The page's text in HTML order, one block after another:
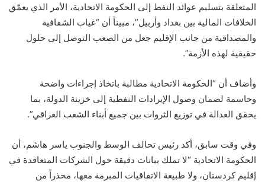
المتعلقة بتسليم عوائد النفط إلى الحكومة الاتحادية، الأمر الذي يعمّق
الخلافات المالية بين بغداد وأربيل”، مبيناً أن “غياب الشفافية
والمصداقية من جانب الإقليم جعل من الصعب التوصل إلى حلول
حقيقية لهذه الأزمة”.
وأضاف أن “الحكومة الاتحادية مطالبة باتخاذ إجراءات واضحة
وحاسمة لضمان وصول الإيرادات النفطية إلى خزينة الدولة، بما
يحقق العدالة في توزيع الثروات بين جميع أبناء الشعب العراقي”.
وفي وقت سابق، أكد رئيس تحالف الوسط والجنوب ياسر هاشم، أن
الحكومة الاتحادية “لا تملك بيانات دقيقة حول الشركات المتعاقدة في
إقليم كردستان، ولا طبيعة الاتفاقيات المبرمة معها، محذراً من